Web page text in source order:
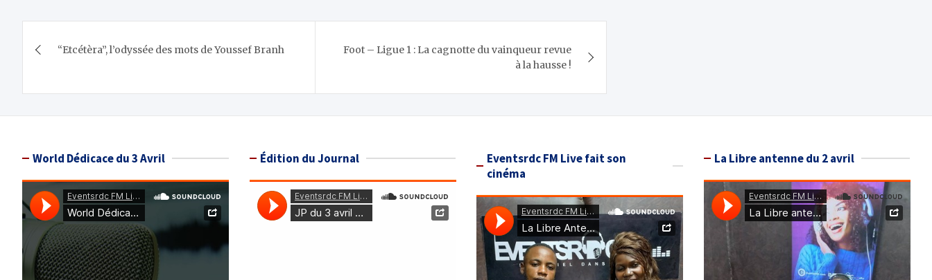
de
l’article
“Etcétèra”, l’odyssée des mots de Youssef Branh
Foot – Ligue 1 : La cagnotte du vainqueur revue
à la hausse !
World Dédicace du 3 Avril Édition du Journal
Eventsrdc FM Live fait son
cinéma
La Libre antenne du 2 avril